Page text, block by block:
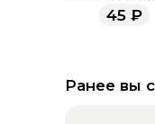
45 ₽
Ранее вы